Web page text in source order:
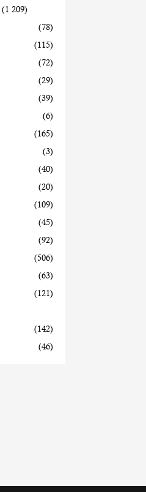
(1 209)
(78)
(115)
(72)
(29)
(39)
(6)
(165)
(3)
(40)
(20)
(109)
(45)
(92)
(506)
(63)
(121)
(142)
(46)